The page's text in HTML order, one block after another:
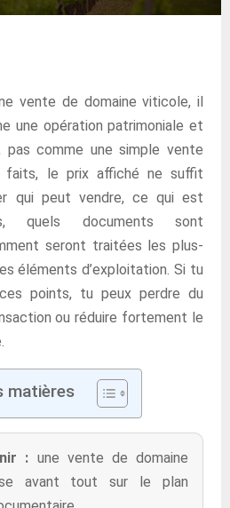
vente de domaine viticole, il
une opération patrimoniale et
comme une simple vente
faits, le prix affiché ne suffit
qui peut vendre, ce qui est
quels documents sont
seront traitées les plus-
éléments d’exploitation. Si tu
points, tu peux perdre du
ou réduire fortement le
matières
: une vente de domaine
avant tout sur le plan